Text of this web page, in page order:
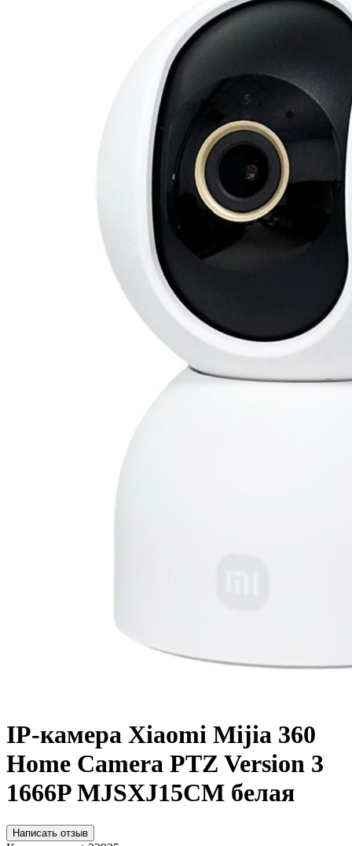
IP-камера Xiaomi Mijia 360
Home Camera PTZ Version 3
1666P MJSXJ15CM белая
Написать отзыв